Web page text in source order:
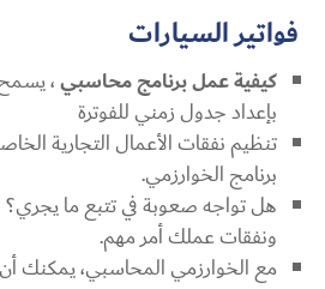
فواتير السيارات
كيفية عمل برنامج محاسبي،
بإعداد جدول زمني للفوترة
تنظيم نفقات الأعمال التجارية
برنامج الخوارزمي.
هل تواجه صعوبة في تتبع ما يجري؟
ونفقات عملك أمر مهم.
مع الخوارزمي المحاسبي، يمكنك